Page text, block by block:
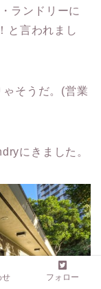
ランドリーに
と言われまし
そうだ。(営業
にきました。
せ フォロー